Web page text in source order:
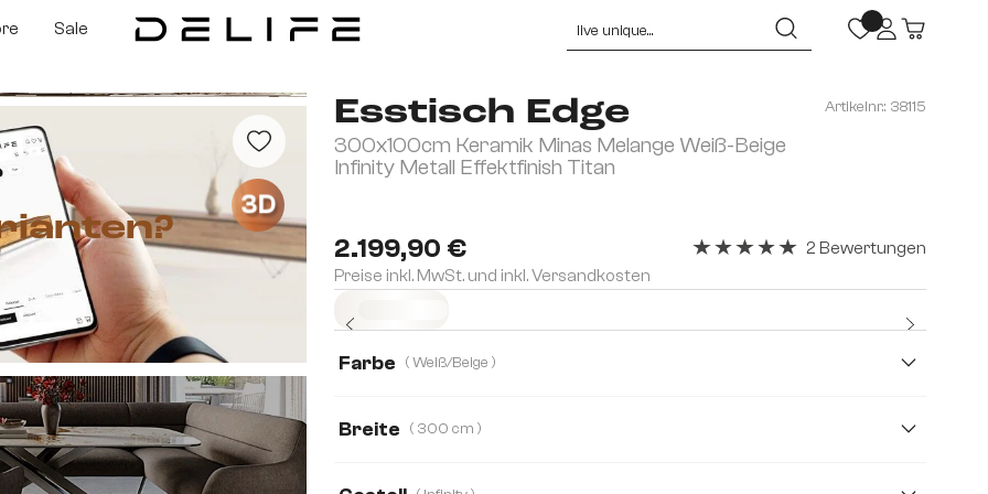
Sale
Esstisch Edge
300x100cm Keramik Minas Melange Weiß-Beige
Infinity Metall Effektfinish Titan
Artikelnr.: 38115
2.199,90 €
Preise inkl. MwSt. und inkl. Versandkosten
2 Bewertungen
Farbe ( Weiß/Beige )
Breite ( 300 cm )
3D